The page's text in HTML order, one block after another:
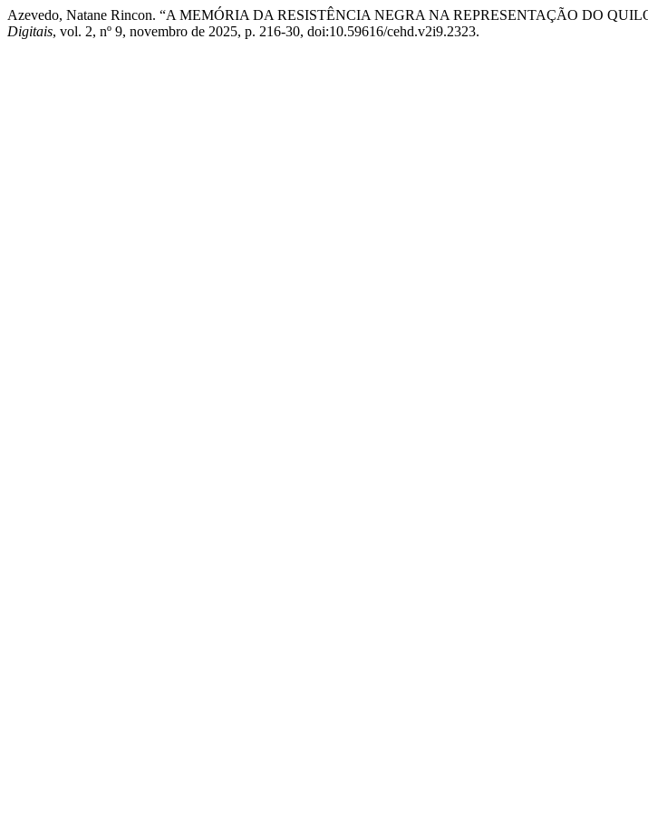
Azevedo, Natane Rincon. “A MEMÓRIA DA RESISTÊNCIA NEGRA NA REPRESENTAÇÃO DO
Digitais, vol. 2, nº 9, novembro de 2025, p. 216-30, doi:10.59616/cehd.v2i9.2323.